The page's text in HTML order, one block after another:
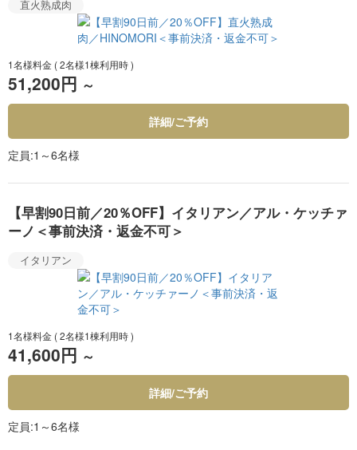
直火熟成肉
1名様料金 ( 2名様1棟利用時 )
51,200円 ～
詳細/ご予約
定員 1～6名様
【早割90日前／20％OFF】イタリアン／アル・ケッチァ
ーノ＜事前決済・返金不可＞
イタリアン
1名様料金 ( 2名様1棟利用時 )
41,600円 ～
詳細/ご予約
定員 1～6名様